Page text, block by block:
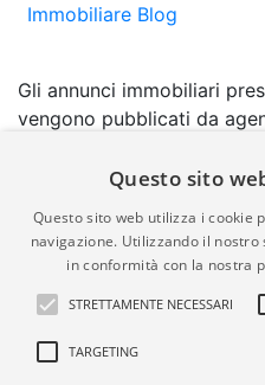
Immobiliare Blog
Gli annunci immobiliari
vengono pubblicati da
comporta l'approvazione
garanzia da parte di
quindi non è responsabile
correttezza, della
materia di privacy e/o di
suddetti annunci.
Questo sito
Questo sito web utilizza i cookie
navigazione. Utilizzando il
in conformità con la nostra
STRETTAMENTE NECESSARI
TARGETING